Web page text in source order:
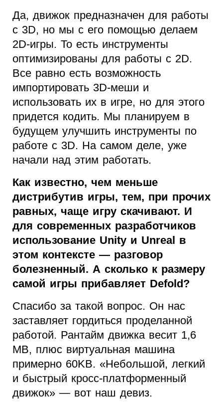
Да, движок предназначен для работы
с 3D, но мы с его помощью делаем
2D-игры. То есть инструменты
оптимизированы для работы с 2D.
Все равно есть возможность
импортировать 3D-меши и
использовать их в игре, но для этого
придется кодить. Мы планируем в
будущем улучшить инструменты по
работе с 3D. На самом деле, уже
начали над этим работать.
Как известно, чем меньше
дистрибутив игры, тем, при прочих
равных, чаще игру скачивают. И
для современных разработчиков
использование Unity и Unreal в
этом контексте — разговор
болезненный. А сколько к размеру
самой игры прибавляет Defold?
Спасибо за такой вопрос. Он нас
заставляет гордиться проделанной
работой. Рантайм движка весит 1,6
MB, плюс виртуальная машина
примерно 60KB. «Небольшой, легкий
и быстрый кросс-платформенный
движок» — вот наш девиз.